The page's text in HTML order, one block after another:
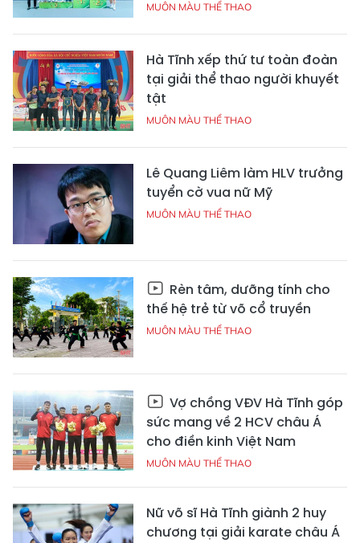
MUÔN MÀU THỂ THAO
Hà Tĩnh xếp thứ tư toàn đoàn
tại giải thể thao người khuyết
tật
MUÔN MÀU THỂ THAO
Lê Quang Liêm làm HLV trưởng
tuyển cờ vua nữ Mỹ
MUÔN MÀU THỂ THAO
Rèn tâm, dưỡng tính cho
thế hệ trẻ từ võ cổ truyền
MUÔN MÀU THỂ THAO
Vợ chồng VĐV Hà Tĩnh góp
sức mang về 2 HCV châu Á
cho điền kinh Việt Nam
MUÔN MÀU THỂ THAO
Nữ võ sĩ Hà Tĩnh giành 2 huy
chương tại giải karate châu Á